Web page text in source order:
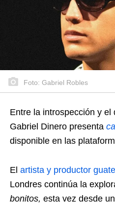
Foto: Gabriel Robles
Entre la introspección y el
Gabriel Dinero presenta
disponible en las
El artista y productor
Londres continúa la
bonitos, esta vez desde